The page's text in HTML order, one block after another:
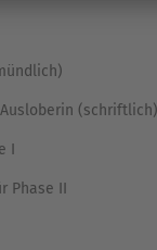
und
die
für
für
für